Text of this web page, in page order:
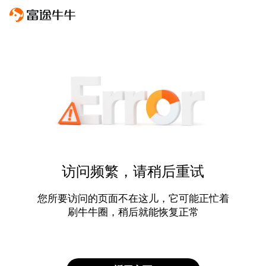
访问频繁，请稍后重试
您所要访问的页面不在这儿，它可能正忙着
刷牛牛圈，稍后就能恢复正常